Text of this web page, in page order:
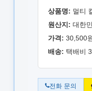
상품명: 멀티
원산지: 대한
가격: 30,500
배송: 택배비
전화 문의